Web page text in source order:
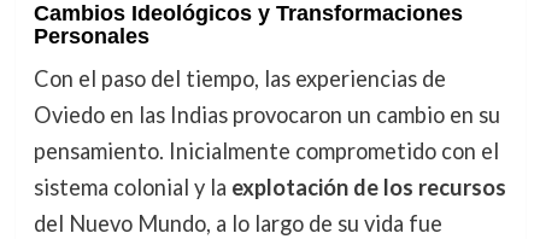
Cambios Ideológicos y Transformaciones
Personales
Con el paso del tiempo, las experiencias de
Oviedo en las Indias provocaron un cambio en su
pensamiento. Inicialmente comprometido con el
sistema colonial y la explotación de los recursos
del Nuevo Mundo, a lo largo de su vida fue